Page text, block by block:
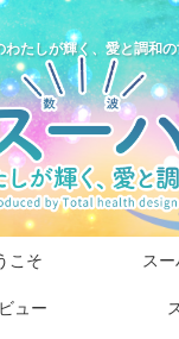
わたしが輝く、愛と調和
こそ ス
ュー